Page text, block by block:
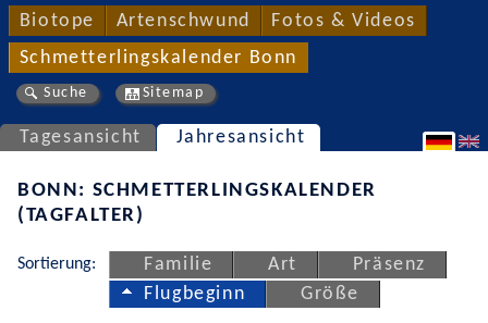
Biotope Artenschwund Fotos & Videos
Schmetterlingskalender Bonn
Suche Sitemap
Tagesansicht Jahresansicht
BONN: SCHMETTERLINGSKALENDER
(TAGFALTER)
Sortierung: Familie Art
Präsenz
Flugbeginn
Größe